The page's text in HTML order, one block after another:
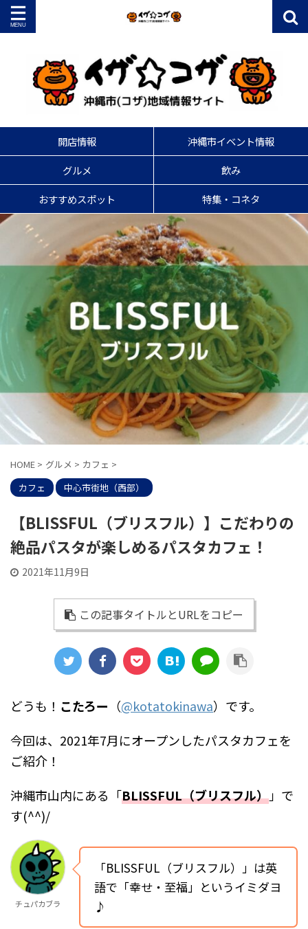
開店情報
沖縄市イベント情報
グルメ
飲み
おすすめスポット
特集・コネタ
HOME > グルメ > カフェ >
カフェ
中心市街地（西部）
【BLISSFUL（ブリスフル）】こだわりの
絶品パスタが楽しめるパスタカフェ！
2021年11月9日
この記事タイトルとURLをコピー
どうも！ こたろー （@kotatokinawa）です。
今回は、2021年7月にオープンしたパスタカフェを
ご紹介！
沖縄市山内にある「BLISSFUL（ブリスフル）」で
す(^^)/
チュパカブラ
「BLISSFUL（ブリスフル）」は英
語で「幸せ・至福」というイミダヨ
♪